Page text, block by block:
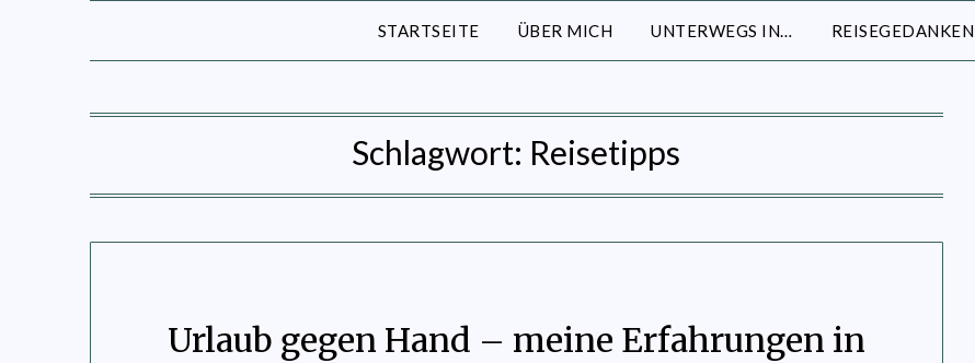
STARTSEITE ÜBER MICH UNTERWEGS IN… REISEGEDANKEN
Schlagwort: Reisetipps
Urlaub gegen Hand – meine Erfahrungen in